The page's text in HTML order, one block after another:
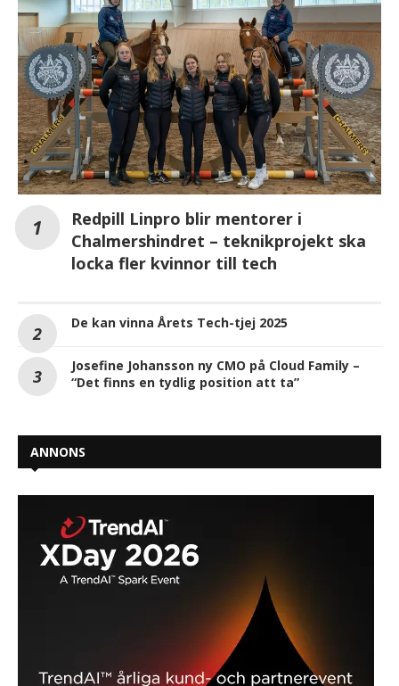
Redpill Linpro blir mentorer i
Chalmershindret – teknikprojekt ska
locka fler kvinnor till tech
De kan vinna Årets Tech-tjej 2025
Josefine Johansson ny CMO på Cloud Family –
“Det finns en tydlig position att ta”
ANNONS